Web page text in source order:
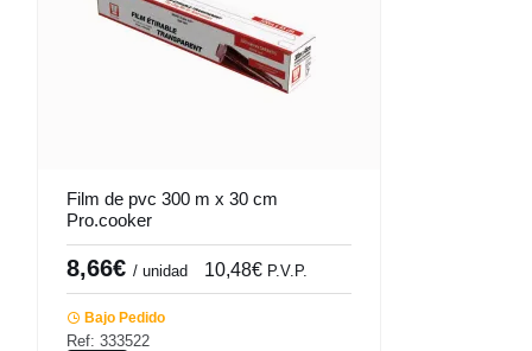
Film de pvc 300 m x 30 cm
Pro.cooker
8,66€ / unidad 10,48€ P.V.P.
Bajo Pedido
Ref: 333522